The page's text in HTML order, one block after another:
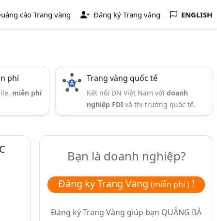
cáo Trang vàng Đăng ký Trang vàng ENGLISH
phí
miễn phí
Trang vàng quốc tế
Kết nối DN Việt Nam vớidoanh
nghiệp FDI và thị trường quốc tế.
Bạn là doanh nghiệp?
Đăng ký Trang Vàng(miễn phí ) !
Đăng ký Trang Vàng giúp bạn QUẢNG BÁ